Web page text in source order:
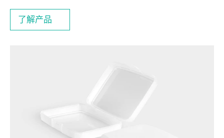
了解产品